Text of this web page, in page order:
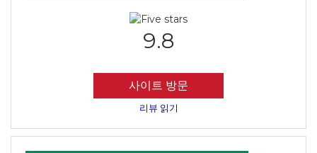
9.8
사이트 방문
리뷰 읽기